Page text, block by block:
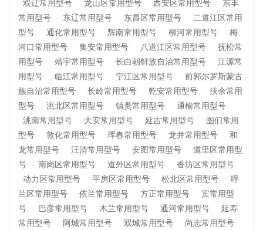
双辽常用型号
龙山区常用型号 西安区常用型号
东丰
常用型号
东辽常用型号 东昌区常用型号
二道江区常用
型号
通化常用型号 辉南常用型号 柳河常用型号
梅
河口常用型号
集安常用型号 八道江区常用型号
抚松常
用型号
靖宇常用型号 长白朝鲜族自治常用型号
江源常
用型号
临江常用型号 宁江区常用型号
前郭尔罗斯蒙古
族自治常用型号
长岭常用型号 乾安常用型号
扶余常用
型号
洮北区常用型号 镇赉常用型号
通榆常用型号
洮南常用型号
大安常用型号 延吉常用型号
图们常用
型号
敦化常用型号 珲春常用型号 龙井常用型号
和
龙常用型号
汪清常用型号 安图常用型号
道里区常用型
号
南岗区常用型号 道外区常用型号
香坊区常用型号
动力区常用型号
平房区常用型号 松北区常用型号
呼
兰区常用型号
依兰常用型号 方正常用型号
宾常用型
号
巴彦常用型号 木兰常用型号 通河常用型号
延寿
常用型号
阿城常用型号 双城常用型号
尚志常用型号